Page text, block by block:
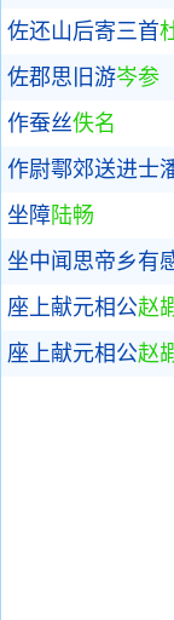
佐还山后寄三首
佐郡思旧游岑参
作蚕丝佚名
作尉鄠郊送进士
坐障陆畅
坐中闻思帝乡有
座上献元相公赵
座上献元相公赵